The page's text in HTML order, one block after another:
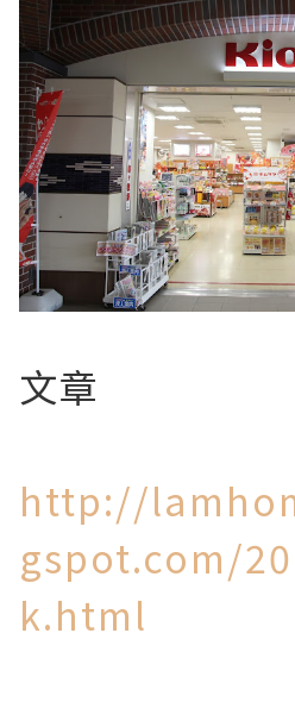
文章
http://
gspot.com/
k.html